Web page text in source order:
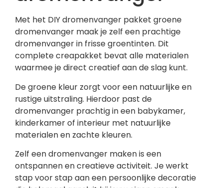
Met het DIY dromenvanger pakket groene
dromenvanger maak je zelf een prachtige
dromenvanger in frisse groentinten. Dit
complete creapakket bevat alle materialen
waarmee je direct creatief aan de slag kunt.
De groene kleur zorgt voor een natuurlijke en
rustige uitstraling. Hierdoor past de
dromenvanger prachtig in een babykamer,
kinderkamer of interieur met natuurlijke
materialen en zachte kleuren.
Zelf een dromenvanger maken is een
ontspannen en creatieve activiteit. Je werkt
stap voor stap aan een persoonlijke decoratie